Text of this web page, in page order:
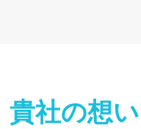
貴社の想い